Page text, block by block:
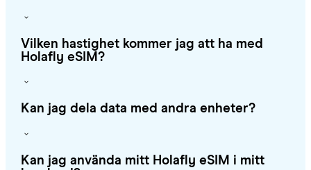
Vilken hastighet kommer jag att ha med
Holafly eSIM?
Kan jag dela data med andra enheter?
Kan jag använda mitt Holafly eSIM i mitt